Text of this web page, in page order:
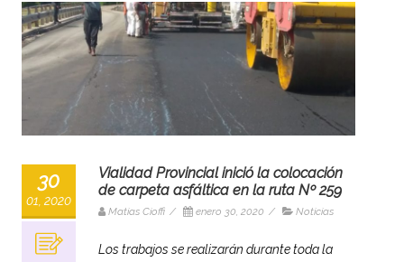
30
01, 2020
Vialidad Provincial inició la colocación
de carpeta asfáltica en la ruta Nº 259
Matias Cioffi / enero 30, 2020 / Noticias
Los trabajos se realizarán durante toda la